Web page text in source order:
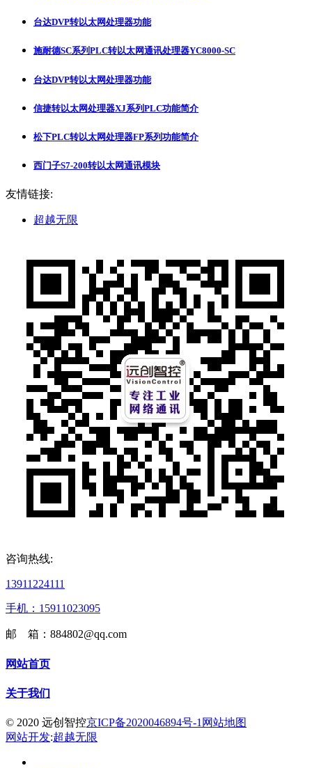
台达DVP转以太网处理器功能
施耐德SC系列PLC转以太网通讯处理器YC8000-SC
台达DVP转以太网处理器功能
信捷转以太网处理器XJ系列PLC功能简介
松下PLC转以太网处理器FP系列功能简介
西门子S7-200转以太网通讯模块
友情链接:
超越无限
咨询热线:
13911224111
手机：15911023095
邮 箱：884802@qq.com
网站首页
关于我们
© 2020 远创智控京ICP备2020046894号-1 网站地图
网站开发:超越无限